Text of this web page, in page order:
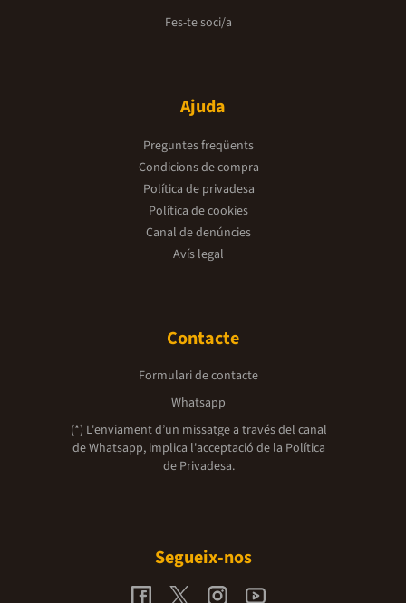
Fes-te soci/a
Ajuda
Preguntes freqüents
Condicions de compra
Política de privadesa
Política de cookies
Canal de denúncies
Avís legal
Contacte
Formulari de contacte
Whatsapp
(*) L'enviament d’un missatge a través del canal
de Whatsapp, implica l'acceptació de la Política
de Privadesa.
Segueix-nos